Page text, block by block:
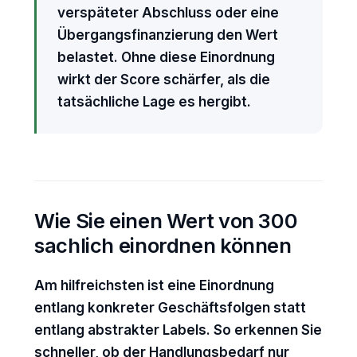
verspäteter Abschluss oder eine
Übergangsfinanzierung den Wert
belastet. Ohne diese Einordnung
wirkt der Score schärfer, als die
tatsächliche Lage es hergibt.
Wie Sie einen Wert von 300
sachlich einordnen können
Am hilfreichsten ist eine Einordnung
entlang konkreter Geschäftsfolgen statt
entlang abstrakter Labels. So erkennen Sie
schneller, ob der Handlungsbedarf nur